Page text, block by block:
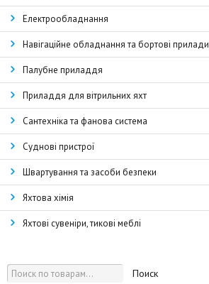
Електрообладнання
Навігаційне обладнання та бортові прилади
Палубне приладдя
Приладдя для вітрильних яхт
Сантехніка та фанова система
Суднові пристрої
Швартування та засоби безпеки
Яхтова хімія
Яхтові сувеніри, тикові меблі
Поиск